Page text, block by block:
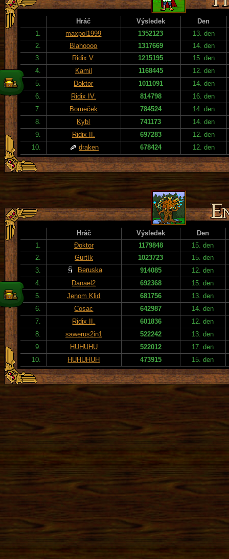
Hráč Výsledek
Den
1.
maxpol1999 1352123
13. den
2.
Blahoooo 1317669
14. den
3.
Ridix V. 1215195
15. den
4.
Kamil 1168445
12. den
5.
Đoktor 1011091
14. den
6.
Ridix IV. 814798
16. den
7.
Bomeček 784524
14. den
8.
Kybl 741173
14. den
9.
Ridix II. 697283
12. den
10.
draken 678424 12. den
Hráč Výsledek
Den
1.
Đoktor 1179848
15. den
2.
Gurtík 1023723
15. den
3.
Beruska 914085
12. den
4.
Danael2 692368
15. den
5.
Jenom Klid 681756
13. den
6.
Cosac 642987
14. den
7.
Ridix II. 601836
12. den
8.
sawerus2in1 522242
13. den
9.
HUHUHU 522012
17. den
10.
HUHUHUH 473915 15. den